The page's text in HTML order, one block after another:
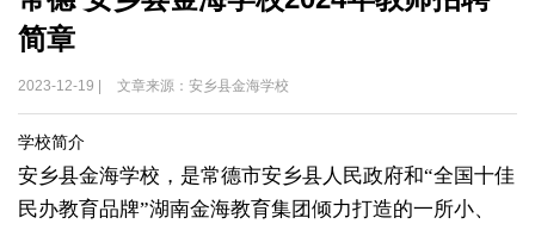
简章
2023-12-19 | 文章来源：安乡县金海学校
学校简介
安乡县金海学校，是常德市安乡县人民政府和“全国十佳
民办教育品牌”湖南金海教育集团倾力打造的一所小、